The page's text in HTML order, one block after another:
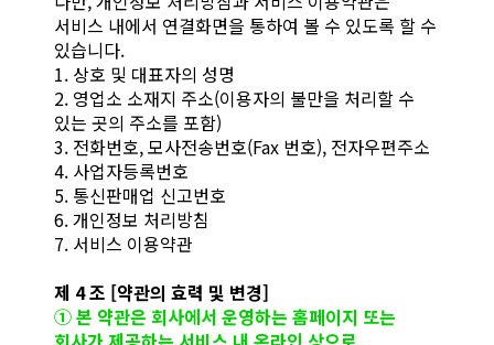
서비스 내에서 연결화면을 통하여 볼 수 있도록 할 수
있습니다.
1. 상호 및 대표자의 성명
2. 영업소 소재지 주소(이용자의 불만을 처리할 수
있는 곳의 주소를 포함)
3. 전화번호, 모사전송번호(Fax 번호), 전자우편주소
4. 사업자등록번호
5. 통신판매업 신고번호
6. 개인정보 처리방침
7. 서비스 이용약관
제 4 조 [약관의 효력 및 변경]
① 본 약관은 회사에서 운영하는 홈페이지 또는